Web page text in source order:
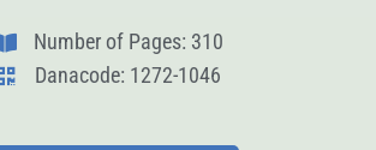
Number of Pages: 310
Danacode: 1272-1046